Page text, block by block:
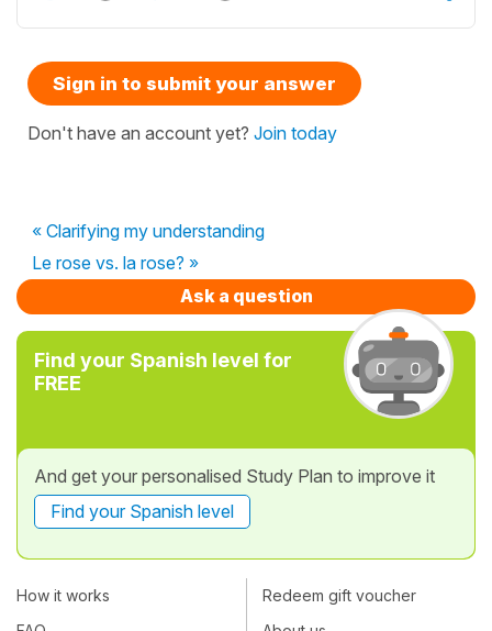
Sign in to submit your answer
Don't have an account yet? Join today
« Clarifying my understanding
Le rose vs. la rose? »
Ask a question
Find your Spanish level for
FREE
And get your personalised Study Plan to improve it
Find your Spanish level
How it works
Redeem gift voucher